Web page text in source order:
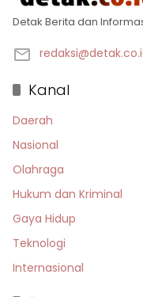
Detak Berita dan
Kanal
Daerah
Nasional
Olahraga
Hukum dan Kriminal
Gaya Hidup
Teknologi
Internasional